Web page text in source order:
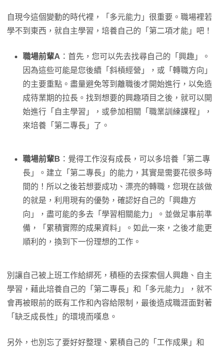
自現今這個變動的時代裡，「多元能力」很重要。職場裡若
學不到東西，就自主學習，培養自己的「第二項才能」吧！
職場前輩A ：首先，您可以先去找尋自己的「興趣」。
因為這些可能是您後續「斜槓經營」，或「轉職方向」
的主要重點。盡量避免等到離職後才開始進行，以免造
成待業期的拉長。找到想要的興趣項目之後，就可以開
始進行「自主學習」，或參加相關「職業訓練課程」，
來培養「第二專長」了。
職場前輩B ：覺得工作沒有成長，可以多培養「第二專
長」。建立「第二專長」的能力，其實是需要花很多時
間的！所以之後若想要成功、漂亮的轉職，您現在該做
的就是，利用現有的優勢，確認好自己的「興趣方
向」，盡可能的多去「學習相關能力」。並做足事前準
備，「累積實際的成果資料」。如此一來，之後才能更
順利的，換到下一份理想的工作。
別讓自己被上班工作給綁死，積極的去探索個人興趣、自主
學習，藉此培養自己的「第二專長」和「多元能力」，就不
會再被眼前的既有工作和內容給限制，最後造成職涯面對著
「缺乏成長性」的環境而嘆息。
另外，也別忘了要好好整理、累積自己的「工作成果」和